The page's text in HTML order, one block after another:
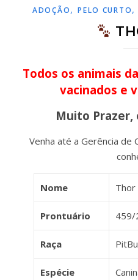
ADOÇÃO,PELO CURTO
Todos os animais da GCZ são castrados,
vacinados e
Muito Prazer,
Venha até a Gerência de
Nome Thor
Prontuário 459/
Raça
Espécie